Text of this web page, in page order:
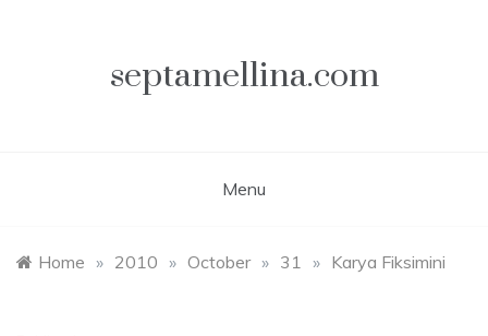
septamellina.com
Menu
Home » 2010 » October » 31 » Karya Fiksimini